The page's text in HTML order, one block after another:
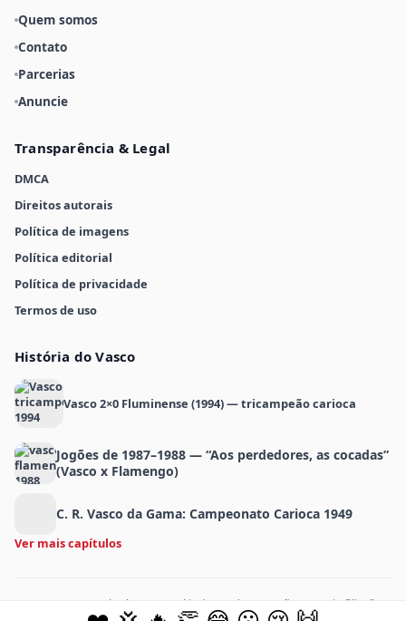
Quem somos
Contato
Parcerias
Anuncie
Transparência & Legal
DMCA
Direitos autorais
Política de imagens
Política editorial
Política de privacidade
Termos de uso
História do Vasco
Vasco 2×0 Fluminense (1994) — tricampeão carioca
Jogões de 1987–1988 — “Aos perdedores, as cocadas”
(Vasco x Flamengo)
C. R. Vasco da Gama: Campeonato Carioca 1949
Ver mais capítulos
MeuVasco.com.br é um portal independente e não possui afiliação